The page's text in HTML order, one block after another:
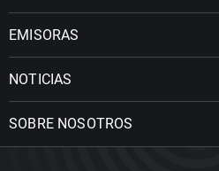
EMISORAS
NOTICIAS
SOBRE NOSOTROS